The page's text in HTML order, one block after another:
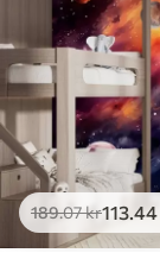
189.07kr113 .44